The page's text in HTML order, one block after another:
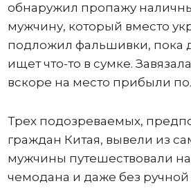
обнаружил пропажу
мужчину, который вместо
подложил фальшивки, пока
ищет что-то в сумке.
вскоре на место прибыли
Трех подозреваемых,
граждан Китая, вывели из
мужчины путешествовали
чемодана и даже без ручной